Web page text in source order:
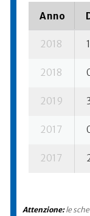
Anno
2018
2018
2019
2017
2017
Attenzione:le